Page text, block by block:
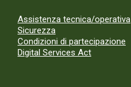
Assistenza tecnica/operativa
Sicurezza
Condizioni di partecipazione
Digital Services Act